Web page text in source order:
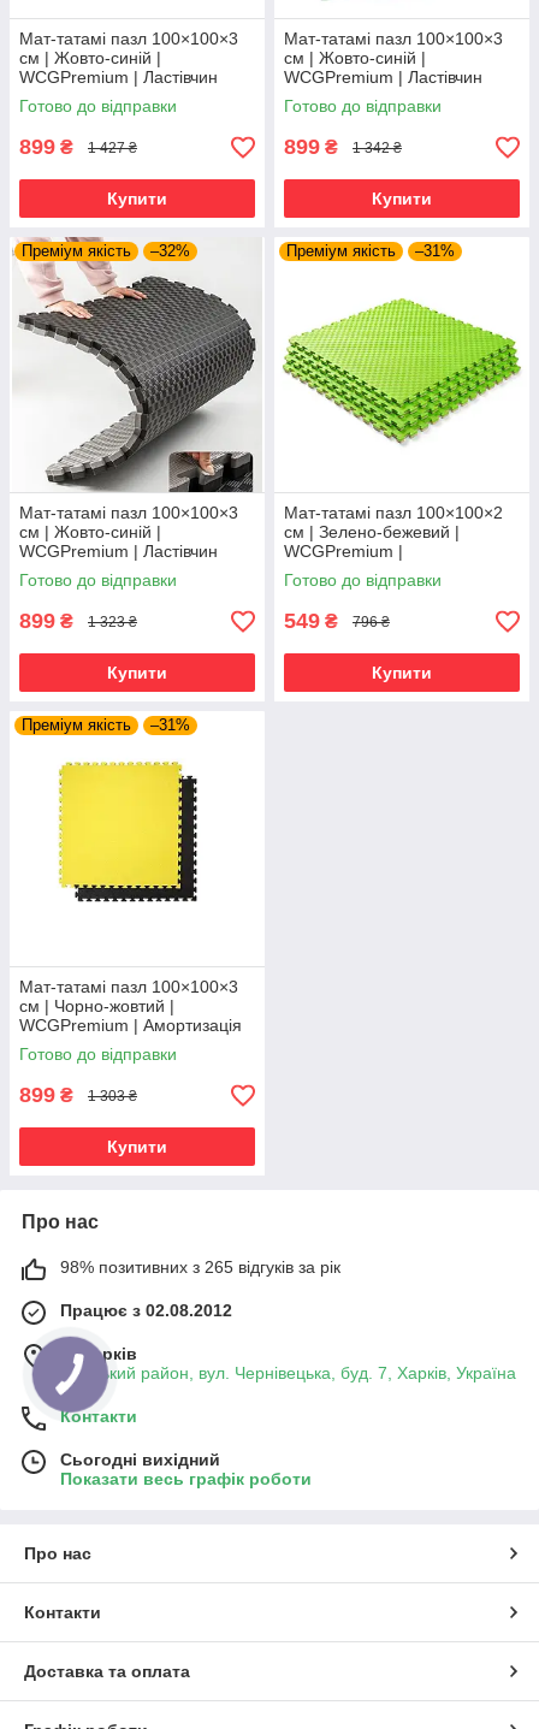
Мат-татамі пазл 100×100×3
см | Жовто-синій |
WCGPremium | Ластівчин
хвіст, рельєфна антиковзка
поверхня жовто-чорний
Готово до відправки
899 ₴ 1 427 ₴
Купити
Мат-татамі пазл 100×100×3
см | Жовто-синій |
WCGPremium | Ластівчин
хвіст, рельєфна антиковзка
поверхня
Готово до відправки
899 ₴ 1 342 ₴
Купити
Преміум якість –32%
Мат-татамі пазл 100×100×3
см | Жовто-синій |
WCGPremium | Ластівчин
хвіст, рельєфна антиковзка
поверхня черно-серый
Готово до відправки
899 ₴ 1 323 ₴
Купити
Преміум якість –31%
Мат-татамі пазл 100×100×2
см | Зелено-бежевий |
WCGPremium |
Універсальний, підходить для
залу та дому
Готово до відправки
549 ₴ 796 ₴
Купити
Преміум якість –31%
Мат-татамі пазл 100×100×3
см | Чорно-жовтий |
WCGPremium | Амортизація
для тренувань, щільний EVA
Готово до відправки
899 ₴ 1 303 ₴
Купити
Про нас
98% позитивних з 265 відгуків за рік
Працює з 02.08.2012
м. Харків
Київський район, вул. Чернівецька, буд. 7, Харків, Україна
Контакти
Сьогодні вихідний
Показати весь графік роботи
Про нас
Контакти
Доставка та оплата